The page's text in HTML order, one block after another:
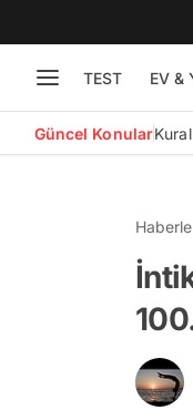
TEST EV &
Güncel Konular